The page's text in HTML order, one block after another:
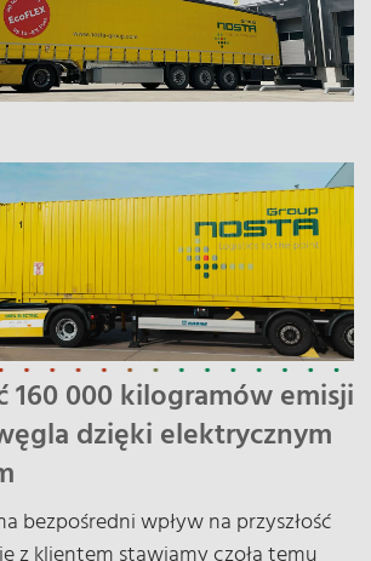
160 000 kilogramów emisji
dzięki elektrycznym
bezpośredni wpływ na przyszłość